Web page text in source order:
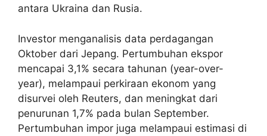
antara Ukraina dan Rusia.
Investor menganalisis data perdagangan
Oktober dari Jepang. Pertumbuhan ekspor
mencapai 3,1% secara tahunan (year-over-
year), melampaui perkiraan ekonom yang
disurvei oleh Reuters, dan meningkat dari
penurunan 1,7% pada bulan September.
Pertumbuhan impor juga melampaui estimasi di